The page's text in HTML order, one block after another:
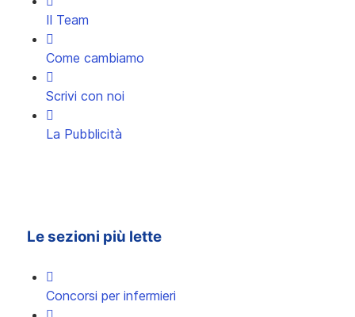
Il Team
Come cambiamo
Scrivi con noi
La Pubblicità
Le sezioni più lette
Concorsi per infermieri